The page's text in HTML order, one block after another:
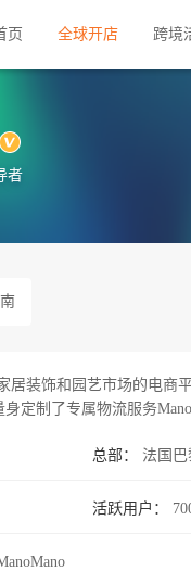
页 全球开店 跨境
者
居装饰和园艺市场的电商
定制了专属物流服务Mano
总部： 法国巴
活跃用户：